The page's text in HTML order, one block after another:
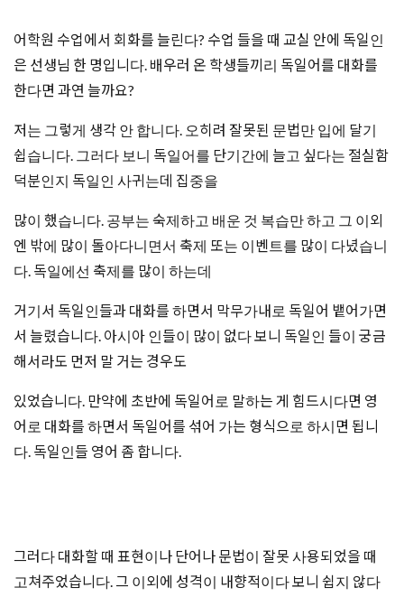
어학원 수업에서 회화를 늘린다? 수업 들을 때 교실 안에 독일인
은 선생님 한 명입니다. 배우러 온 학생들끼리 독일어를 대화를
한다면 과연 늘까요?
저는 그렇게 생각 안 합니다. 오히려 잘못된 문법만 입에 달기
쉽습니다. 그러다 보니 독일어를 단기간에 늘고 싶다는 절실함
덕분인지 독일인 사귀는데 집중을
많이 했습니다. 공부는 숙제하고 배운 것 복습만 하고 그 이외
엔 밖에 많이 돌아다니면서 축제 또는 이벤트를 많이 다녔습니
다. 독일에선 축제를 많이 하는데
거기서 독일인들과 대화를 하면서 막무가내로 독일어 뱉어가면
서 늘렸습니다. 아시아 인들이 많이 없다 보니 독일인 들이 궁금
해서라도 먼저 말 거는 경우도
있었습니다. 만약에 초반에 독일어로 말하는 게 힘드시다면 영
어로 대화를 하면서 독일어를 섞어 가는 형식으로 하시면 됩니
다. 독일인들 영어 좀 합니다.
그러다 대화할 때 표현이나 단어나 문법이 잘못 사용되었을 때
고쳐주었습니다. 그 이외에 성격이 내향적이다 보니 쉽지 않다